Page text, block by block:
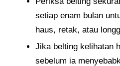
setiap enam bulan
haus, retak, atau
Jika belting kelihatan
sebelum ia